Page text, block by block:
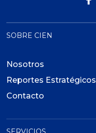
SOBRE CIEN
Nosotros
Reportes Estratégicos
Contacto